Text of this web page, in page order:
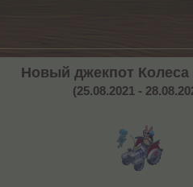
Новый джекпот
(25.08.2021 -